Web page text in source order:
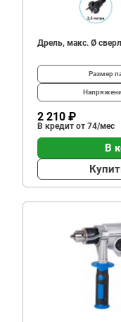
Дрель, макс. Ø
Размер
2 210 ₽
В кредит от 74/мес
В